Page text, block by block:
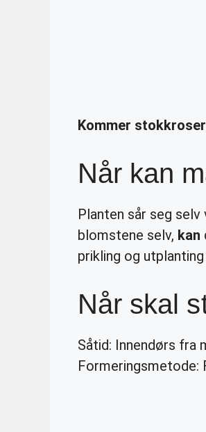
Kommer
Når kan
Planten sår seg selv
blomstene selv, kan
prikling og utplanting
Når skal
Såtid: Innendørs fra
Formeringsmetode: